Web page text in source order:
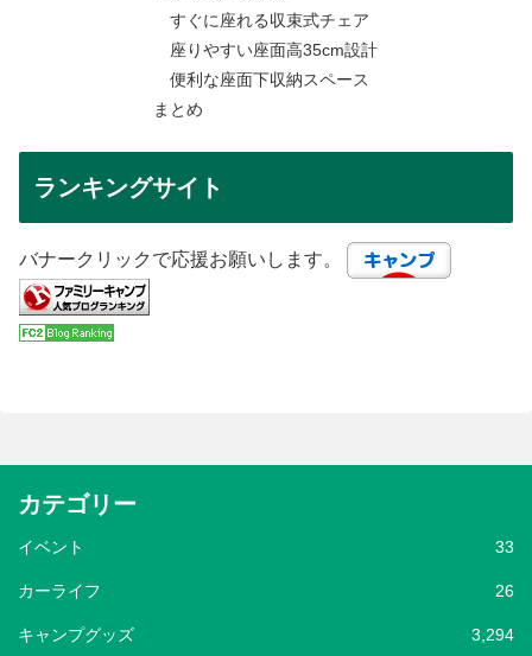
すぐに座れる収束式チェア
座りやすい座面高35cm設計
便利な座面下収納スペース
まとめ
ランキングサイト
バナークリックで応援お願いします。
カテゴリー
イベント 33
カーライフ 26
キャンプグッズ 3,294